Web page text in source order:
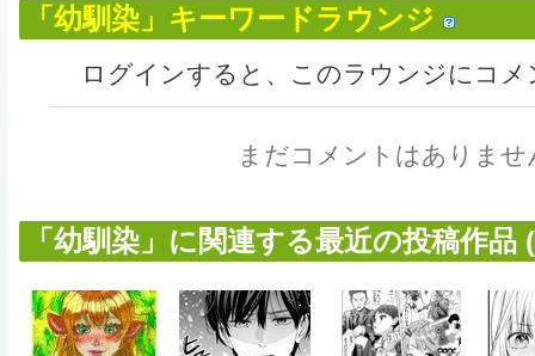
「幼馴染」キーワードラウンジ
ログインすると、このラウンジにコ
まだコメントはありませ
「幼馴染」に関連する最近の投稿作品